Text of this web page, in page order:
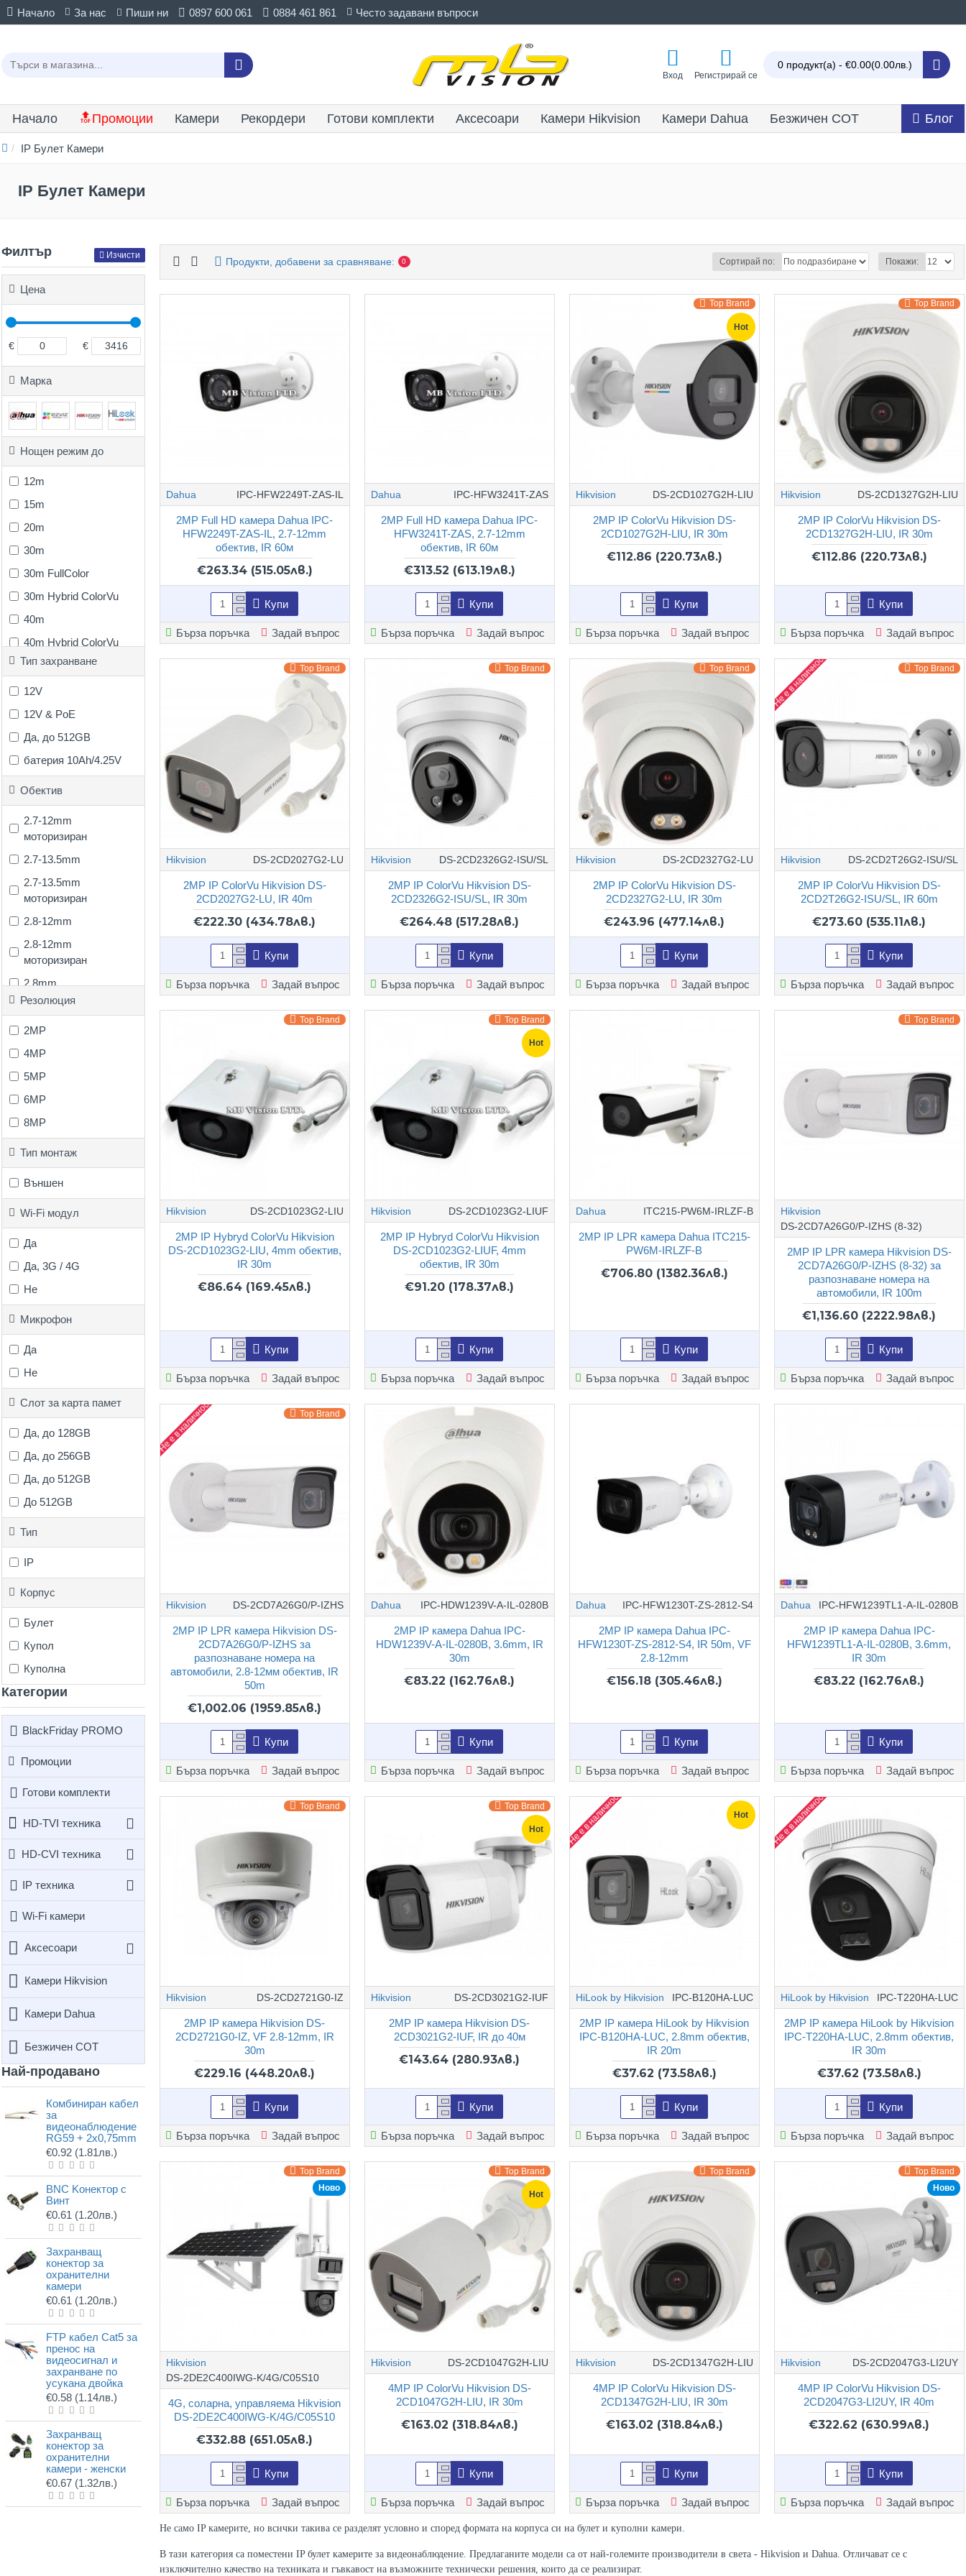
Начало За нас Пиши ни 0897 600 061 0884 461 861 Често задавани въпроси
Вход Регистрирай се
0 продукт(а) - €0.00(0.00лв.)
Начало 🔝Промоции Камери Рекордери Готови комплекти Аксесоари Камери Hikvision Камери Dahua Безжичен СОТ Блог
IP Булет Камери
IP Булет Камери
Филтър Изчисти
Цена
€ €
Марка
Нощен режим до
12m
15m
20m
30m
30m FullColor
30m Hybrid ColorVu
40m
40m Hybrid ColorVu
50m
50m Hybrid ColorVu
60m
60m Dual Light
80m
80m Hybrid ColorVu
80m Hyrbid ColorVu
100m
Тип захранване
12V
12V & PoE
Да, до 512GB
батерия 10Ah/4.25V
Обектив
2.7-12mm
моторизиран
2.7-13.5mm
2.7-13.5mm
моторизиран
2.8-12mm
2.8-12mm
моторизиран
2.8mm
3.6mm
4mm
8-32mm моторизиран
Резолюция
2MP
4MP
5MP
6MP
8MP
Тип
IP
Корпус
Булет
Купол
Куполна
Тип монтаж
Външен
Wi-Fi модул
Да
Да, 3G / 4G
Не
Микрофон
Да
Не
Слот за карта памет
Да, до 128GB
Да, до 256GB
Да, до 512GB
До 512GB
Категории
BlackFriday PROMO
Промоции
Готови комплекти
HD-TVI техника
HD-CVI техника
IP техника
Wi-Fi камери
Аксесоари
Камери Hikvision
Камери Dahua
Безжичен СОТ
Най-продавано
Комбиниран кабел
за
видеонаблюдение
RG59 + 2x0,75mm
€0.92 (1.81лв.)
BNC Kонектор с
Винт
€0.61 (1.20лв.)
Захранващ
конектор за
охранителни
камери
€0.61 (1.20лв.)
FTP кабел Cat5 за
пренос на
видеосигнал и
захранване по
усукана двойка
€0.58 (1.14лв.)
Захранващ
конектор за
охранителни
камери - женски
€0.67 (1.32лв.)
Не само IP камерите, но всички такива се разделят условно и според формата на корпуса си на булет и куполни камери.
В тази категория са поместени IP булет камерите за видеонаблюдение. Предлаганите модели са от най-големите производители в света - Hikvision и Dahua. Отличават се с
изключително качество на техниката и гъвкавост на възможните технически решения, които да се реализират.
Продукти, добавени за сравняване: 0 Сортирай по: Покажи:
Dahua IPC-HFW2249T-ZAS-IL
2MP Full HD камера Dahua IPC-
HFW2249T-ZAS-IL, 2.7-12mm
обектив, IR 60м
€263.34 (515.05лв.)
Купи
Бърза поръчка Задай въпрос
Dahua IPC-HFW3241T-ZAS
2MP Full HD камера Dahua IPC-
HFW3241T-ZAS, 2.7-12mm
обектив, IR 60м
€313.52 (613.19лв.)
Купи
Бърза поръчка Задай въпрос
Hot
Top Brand
Hikvision DS-2CD1027G2H-LIU
2MP IP ColorVu Hikvision DS-
2CD1027G2H-LIU, IR 30m
€112.86 (220.73лв.)
Купи
Бърза поръчка Задай въпрос
Top Brand
Hikvision DS-2CD1327G2H-LIU
2MP IP ColorVu Hikvision DS-
2CD1327G2H-LIU, IR 30m
€112.86 (220.73лв.)
Купи
Бърза поръчка Задай въпрос
Top Brand
Hikvision DS-2CD2027G2-LU
2MP IP ColorVu Hikvision DS-
2CD2027G2-LU, IR 40m
€222.30 (434.78лв.)
Купи
Бърза поръчка Задай въпрос
Top Brand
Hikvision DS-2CD2326G2-ISU/SL
2MP IP ColorVu Hikvision DS-
2CD2326G2-ISU/SL, IR 30m
€264.48 (517.28лв.)
Купи
Бърза поръчка Задай въпрос
Top Brand
Hikvision DS-2CD2327G2-LU
2MP IP ColorVu Hikvision DS-
2CD2327G2-LU, IR 30m
€243.96 (477.14лв.)
Купи
Бърза поръчка Задай въпрос
Top Brand
Не е в наличност
Hikvision DS-2CD2T26G2-ISU/SL
2MP IP ColorVu Hikvision DS-
2CD2T26G2-ISU/SL, IR 60m
€273.60 (535.11лв.)
Купи
Бърза поръчка Задай въпрос
Top Brand
Hikvision DS-2CD1023G2-LIU
2MP IP Hybryd ColorVu Hikvision
DS-2CD1023G2-LIU, 4mm обектив,
IR 30m
€86.64 (169.45лв.)
Купи
Бърза поръчка Задай въпрос
Hot
Top Brand
Hikvision DS-2CD1023G2-LIUF
2MP IP Hybryd ColorVu Hikvision
DS-2CD1023G2-LIUF, 4mm
обектив, IR 30m
€91.20 (178.37лв.)
Купи
Бърза поръчка Задай въпрос
Dahua ITC215-PW6M-IRLZF-B
2MP IP LPR камера Dahua ITC215-
PW6M-IRLZF-B
€706.80 (1382.36лв.)
Купи
Бърза поръчка Задай въпрос
Top Brand
Hikvision
DS-2CD7A26G0/P-IZHS (8-32)
2MP IP LPR камера Hikvision DS-
2CD7A26G0/P-IZHS (8-32) за
разпознаване номера на
автомобили, IR 100m
€1,136.60 (2222.98лв.)
Купи
Бърза поръчка Задай въпрос
Top Brand
Не е в наличност
Hikvision DS-2CD7A26G0/P-IZHS
2MP IP LPR камера Hikvision DS-
2CD7A26G0/P-IZHS за
разпознаване номера на
автомобили, 2.8-12мм обектив, IR
50m
€1,002.06 (1959.85лв.)
Купи
Бърза поръчка Задай въпрос
Dahua IPC-HDW1239V-A-IL-0280B
2MP IP камера Dahua IPC-
HDW1239V-A-IL-0280B, 3.6mm, IR
30m
€83.22 (162.76лв.)
Купи
Бърза поръчка Задай въпрос
Dahua IPC-HFW1230T-ZS-2812-S4
2MP IP камера Dahua IPC-
HFW1230T-ZS-2812-S4, IR 50m, VF
2.8-12mm
€156.18 (305.46лв.)
Купи
Бърза поръчка Задай въпрос
Dahua IPC-HFW1239TL1-A-IL-0280B
2MP IP камера Dahua IPC-
HFW1239TL1-A-IL-0280B, 3.6mm,
IR 30m
€83.22 (162.76лв.)
Купи
Бърза поръчка Задай въпрос
Top Brand
Hikvision DS-2CD2721G0-IZ
2MP IP камера Hikvision DS-
2CD2721G0-IZ, VF 2.8-12mm, IR
30m
€229.16 (448.20лв.)
Купи
Бърза поръчка Задай въпрос
Hot
Top Brand
Hikvision DS-2CD3021G2-IUF
2MP IP камера Hikvision DS-
2CD3021G2-IUF, IR до 40м
€143.64 (280.93лв.)
Купи
Бърза поръчка Задай въпрос
Hot
Не е в наличност
HiLook by Hikvision IPC-B120HA-LUC
2MP IP камера HiLook by Hikvision
IPC-B120HA-LUC, 2.8mm обектив,
IR 20m
€37.62 (73.58лв.)
Купи
Бърза поръчка Задай въпрос
Не е в наличност
HiLook by Hikvision IPC-T220HA-LUC
2MP IP камера HiLook by Hikvision
IPC-T220HA-LUC, 2.8mm обектив,
IR 30m
€37.62 (73.58лв.)
Купи
Бърза поръчка Задай въпрос
Ново
Top Brand
Hikvision
DS-2DE2C400IWG-K/4G/C05S10
4G, соларна, управляема Hikvision
DS-2DE2C400IWG-K/4G/C05S10
€332.88 (651.05лв.)
Купи
Бърза поръчка Задай въпрос
Hot
Top Brand
Hikvision DS-2CD1047G2H-LIU
4MP IP ColorVu Hikvision DS-
2CD1047G2H-LIU, IR 30m
€163.02 (318.84лв.)
Купи
Бърза поръчка Задай въпрос
Top Brand
Hikvision DS-2CD1347G2H-LIU
4MP IP ColorVu Hikvision DS-
2CD1347G2H-LIU, IR 30m
€163.02 (318.84лв.)
Купи
Бърза поръчка Задай въпрос
Ново
Top Brand
Hikvision DS-2CD2047G3-LI2UY
4MP IP ColorVu Hikvision DS-
2CD2047G3-LI2UY, IR 40m
€322.62 (630.99лв.)
Купи
Бърза поръчка Задай въпрос